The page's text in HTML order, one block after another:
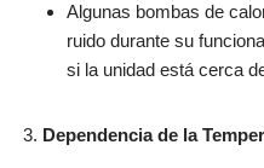
Algunas bombas de
ruido durante su
si la unidad está cerca
Dependencia de la